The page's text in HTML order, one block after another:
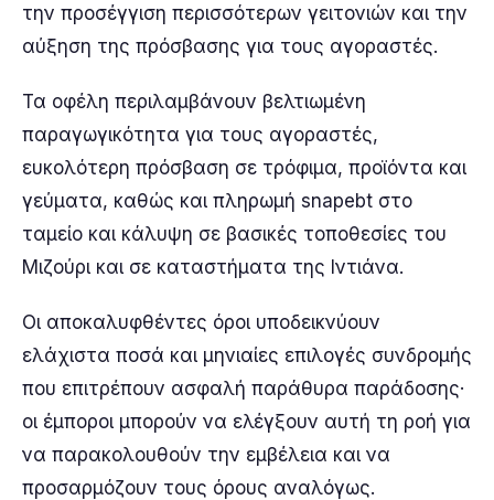
την προσέγγιση περισσότερων γειτονιών και την
αύξηση της πρόσβασης για τους αγοραστές.
Τα οφέλη περιλαμβάνουν βελτιωμένη
παραγωγικότητα για τους αγοραστές,
ευκολότερη πρόσβαση σε τρόφιμα, προϊόντα και
γεύματα, καθώς και πληρωμή snapebt στο
ταμείο και κάλυψη σε βασικές τοποθεσίες του
Μιζούρι και σε καταστήματα της Ιντιάνα.
Οι αποκαλυφθέντες όροι υποδεικνύουν
ελάχιστα ποσά και μηνιαίες επιλογές συνδρομής
που επιτρέπουν ασφαλή παράθυρα παράδοσης·
οι έμποροι μπορούν να ελέγξουν αυτή τη ροή για
να παρακολουθούν την εμβέλεια και να
προσαρμόζουν τους όρους αναλόγως.